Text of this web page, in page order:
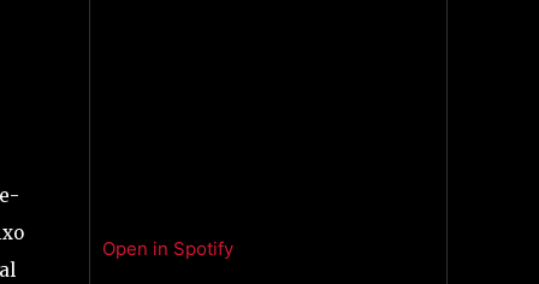
Open in Spotify